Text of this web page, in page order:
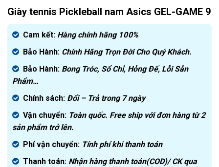
Giày tennis Pickleball nam Asics GEL-GAME 9
Cam kết: Hàng chính hãng 100%
Bảo Hành: Chính Hãng Trọn Đời Cho Quý Khách.
Bảo Hành: Bong Tróc, Sổ Chỉ, Hỏng Đế, Lỗi Sản
Phẩm…
Chính sách: Đổi – Trả trong 7 ngày
Vận chuyển: Toàn quốc. Free ship với đơn hàng từ 2
sản phẩm trở lên.
Phí vận chuyển: Tính phí khi thanh toán
Thanh toán: Nhận hàng thanh toán(COD)/ CK qua